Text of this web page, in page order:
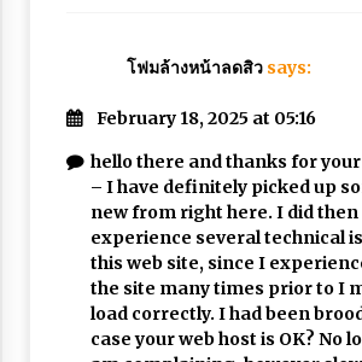
โฟมล้างหน้าลดสิว says:
February 18, 2025 at 05:16
hello there and thanks for
– I have definitely picked up
new from right here. I did
experience several technical
this web site, since I
the site many times prior to I
load correctly. I had been
case your web host is OK? No